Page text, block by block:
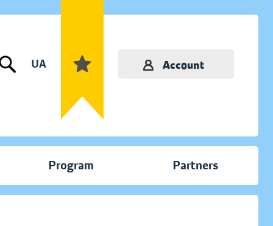
UA Account
Program Partners